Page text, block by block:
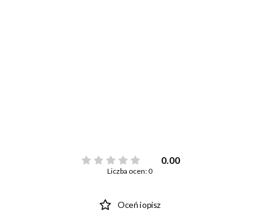
0.00
Liczba ocen: 0
Oceń i opisz